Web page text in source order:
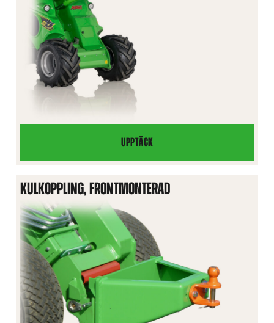
UPPTÄCK
TELESKOPISK
LYFTBOM
KULKOPPLING, FRONTMONTERAD